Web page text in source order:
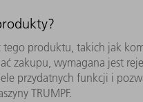
produktu, takich jak
zakupu, wymagana jest
przydatnych funkcji i
TRUMPF.